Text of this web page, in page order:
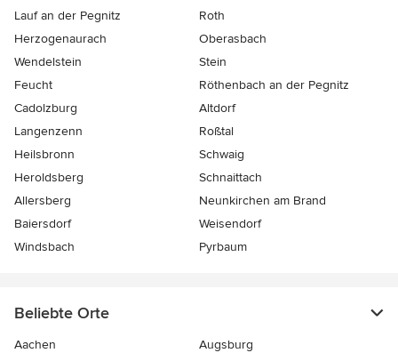
Lauf an der Pegnitz
Roth
Herzogenaurach
Oberasbach
Wendelstein
Stein
Feucht
Röthenbach an der Pegnitz
Cadolzburg
Altdorf
Langenzenn
Roßtal
Heilsbronn
Schwaig
Heroldsberg
Schnaittach
Allersberg
Neunkirchen am Brand
Baiersdorf
Weisendorf
Windsbach
Pyrbaum
Beliebte Orte
Aachen
Augsburg